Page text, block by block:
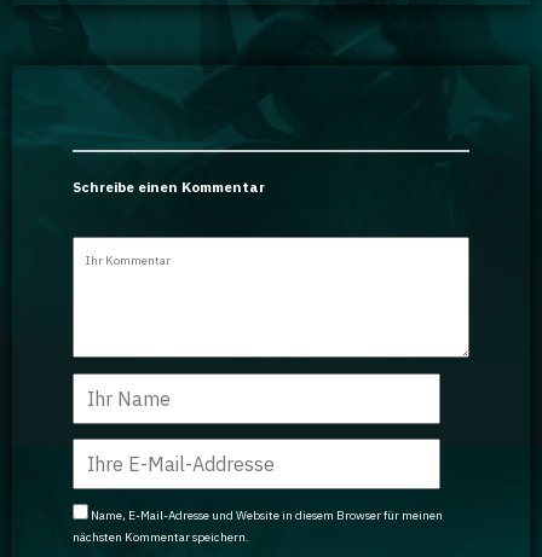
Schreibe einen Kommentar
Name, E-Mail-Adresse und Website in diesem Browser für meinen
nächsten Kommentar speichern.